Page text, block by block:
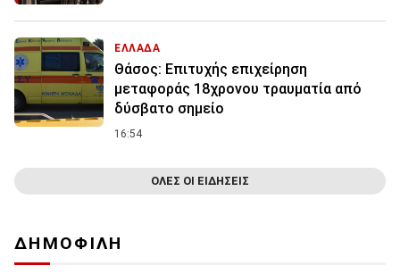
ΕΛΛΑΔΑ
Θάσος: Επιτυχής επιχείρηση
μεταφοράς 18χρονου τραυματία από
δύσβατο σημείο
16:54
ΟΛΕΣ ΟΙ ΕΙΔΗΣΕΙΣ
ΔΗΜΟΦΙΛΗ